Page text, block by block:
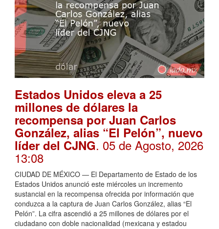
Estados Unidos eleva a 25
millones de dólares la
recompensa por Juan Carlos
González, alias “El Pelón”, nuevo
líder del CJNG. 05 de Agosto, 2026
13:08
CIUDAD DE MÉXICO — El Departamento de Estado de los
Estados Unidos anunció este miércoles un incremento
sustancial en la recompensa ofrecida por información que
conduzca a la captura de Juan Carlos González, alias “El
Pelón”. La cifra ascendió a 25 millones de dólares por el
ciudadano con doble nacionalidad (mexicana y estadou